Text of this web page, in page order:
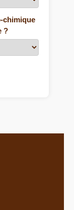
chimique
?